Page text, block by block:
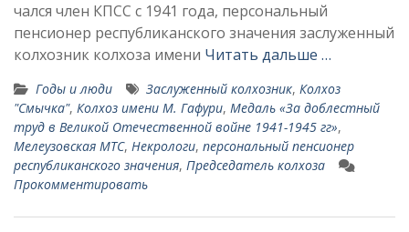
чался член КПСС с 1941 года, персональный
пенсионер республиканского значения заслуженный
колхозник колхоза имени Читать дальше …
Годы и люди Заслуженный колхозник, Колхоз
"Смычка", Колхоз имени М. Гафури, Медаль «За доблестный
труд в Великой Отечественной войне 1941-1945 гг»,
Мелеузовская МТС, Некрологи, персональный пенсионер
республиканского значения, Председатель колхоза
Прокомментировать